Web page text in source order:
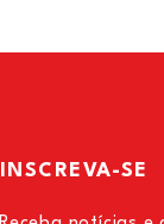
INSCREVA-SE